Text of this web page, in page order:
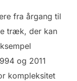
fra årgang til
træk, der kan
og 2011
kompleksitet